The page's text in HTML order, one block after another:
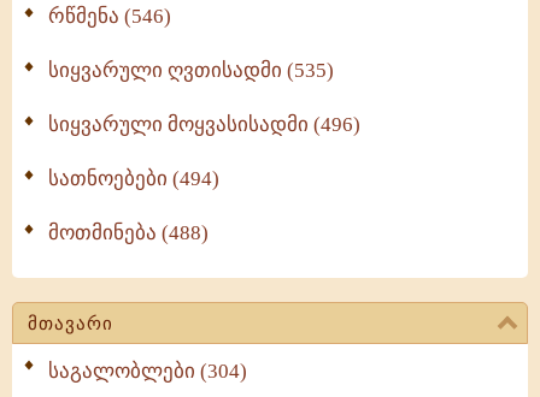
რწმენა (546)
სიყვარული ღვთისადმი (535)
სიყვარული მოყვასისადმი (496)
სათნოებები (494)
მოთმინება (488)
მთავარი
საგალობლები (304)